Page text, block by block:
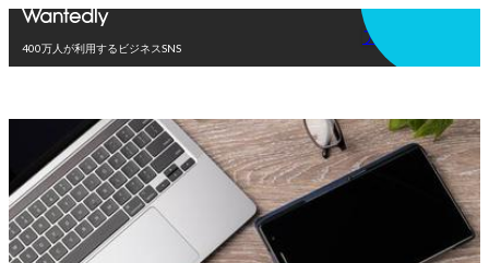
400万人が利用するビジネスSNS
アプリを使う